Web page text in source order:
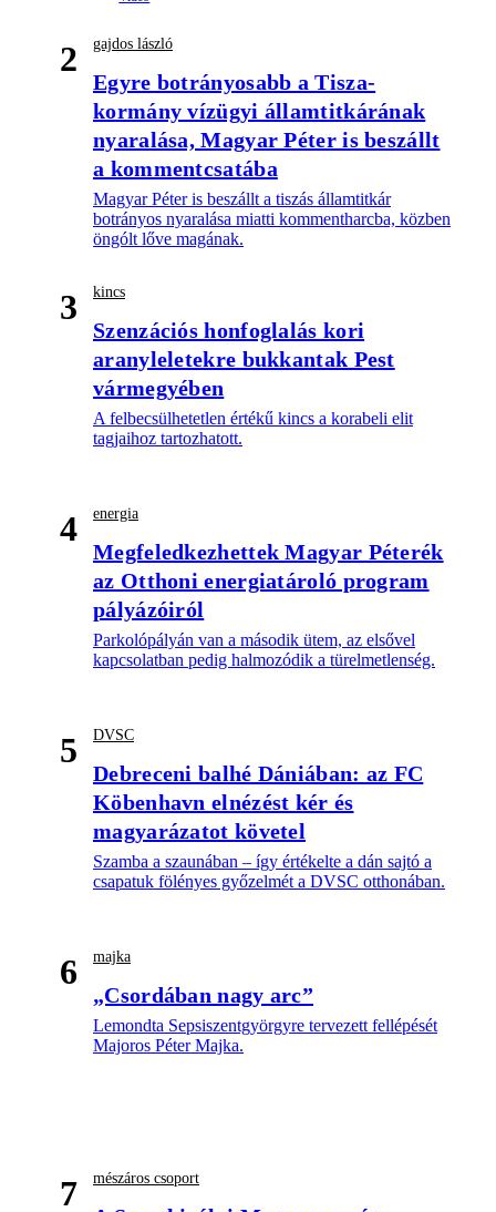
2 gajdos lászló
Egyre botrányosabb a Tisza-
kormány vízügyi államtitkárának
nyaralása, Magyar Péter is beszállt
a kommentcsatába
Magyar Péter is beszállt a tiszás államtitkár
botrányos nyaralása miatti kommentharcba, közben
öngólt lőve magának.
3 kincs
Szenzációs honfoglalás kori
aranyleletekre bukkantak Pest
vármegyében
A felbecsülhetetlen értékű kincs a korabeli elit
tagjaihoz tartozhatott.
4 energia
Megfeledkezhettek Magyar Péterék
az Otthoni energiatároló program
pályázóiról
Parkolópályán van a második ütem, az elsővel
kapcsolatban pedig halmozódik a türelmetlenség.
5 DVSC
Debreceni balhé Dániában: az FC
Köbenhavn elnézést kér és
magyarázatot követel
Szamba a szaunában – így értékelte a dán sajtó a
csapatuk fölényes győzelmét a DVSC otthonában.
6 majka
„Csordában nagy arc”
Lemondta Sepsiszentgyörgyre tervezett fellépését
Majoros Péter Majka.
7 mészáros csoport